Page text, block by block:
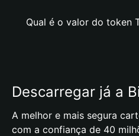
Qual é o valor do token
Descarregar já a
A melhor e mais segura
com a confiança de 40